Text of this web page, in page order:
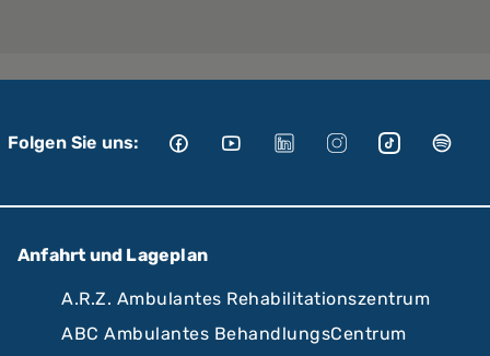
Folgen Sie uns:
Anfahrt und Lageplan
A.R.Z. Ambulantes Rehabilitationszentrum
ABC Ambulantes BehandlungsCentrum